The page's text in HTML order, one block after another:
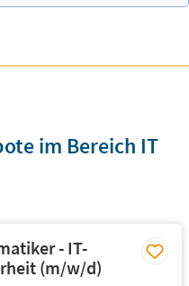
im Bereich IT
- IT-
(m/w/d)